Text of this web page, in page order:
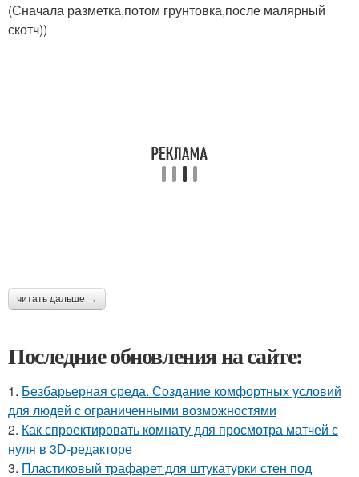
(Сначала разметка,потом грунтовка,после малярный
скотч))
читать дальше →
Последние обновления на сайте:
1. Безбарьерная среда. Создание комфортных условий
для людей с ограниченными возможностями
2. Как спроектировать комнату для просмотра матчей с
нуля в 3D-редакторе
3. Пластиковый трафарет для штукатурки стен под